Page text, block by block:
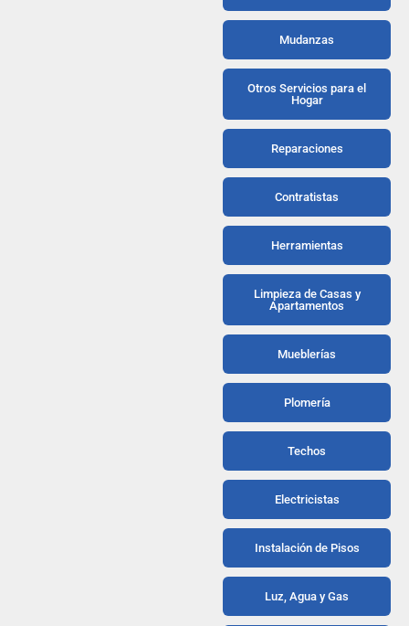
Mudanzas
Otros Servicios para el
Hogar
Reparaciones
Contratistas
Herramientas
Limpieza de Casas y
Apartamentos
Mueblerías
Plomería
Techos
Electricistas
Instalación de Pisos
Luz, Agua y Gas